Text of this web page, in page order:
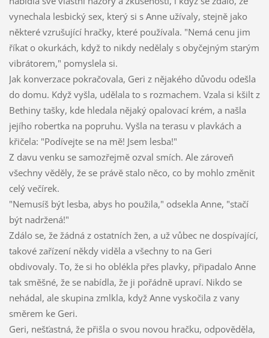
vynechala lesbický sex, který si s Anne užívaly, stejně jako
některé vzrušující hračky, které používala. "Nemá cenu jim
říkat o okurkách, když to nikdy nedělaly s obyčejným starým
vibrátorem," pomyslela si.
Jak konverzace pokračovala, Geri z nějakého důvodu odešla
do domu. Když vyšla, udělala to s rozmachem. Vzala si kšilt z
Bethiny tašky, kde hledala nějaký opalovací krém, a našla
jejího robertka na popruhu. Vyšla na terasu v plavkách a
křičela: "Podívejte se na mě! Jsem lesba!"
Z davu venku se samozřejmě ozval smích. Ale zároveň
všechny věděly, že se právě stalo něco, co by mohlo změnit
celý večírek.
"Nemusíš být lesba, abys ho použila," odsekla Anne, "stačí
být nadržená!"
Zdálo se, že žádná z ostatních žen, a už vůbec ne dospívající,
takové zařízení někdy viděla a všechny to na Geri
obdivovaly. To, že si ho oblékla přes plavky, připadalo Anne
tak směšné, že se nabídla, že ji pořádně upraví. Nikdo se
nehádal, ale skupina zmlkla, když Anne vyskočila z vany
směrem ke Geri.
Geri, nešťastná, že přišla o svou novou hračku, odpověděla,